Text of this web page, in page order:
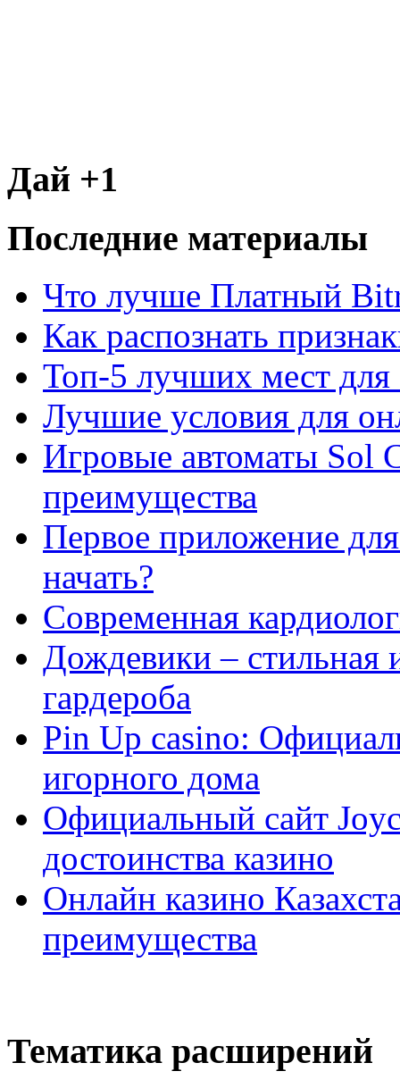
Дай +1
Последние материалы
Что лучше Платный
Как распознать
Топ-5 лучших мест для
Лучшие условия для
Игровые автоматы Sol
преимущества
Первое приложение
начать?
Современная
Дождевики – стильная
гардероба
Pin Up casino:
игорного дома
Официальный сайт
достоинства казино
Онлайн казино
преимущества
Тематика расширений